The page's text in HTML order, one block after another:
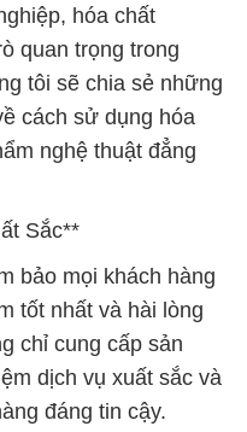
hóa chất
quan trọng trong
tôi sẽ chia sẻ những
cách sử dụng hóa
nghệ thuật đẳng
Sắc**
bảo mọi khách hàng
tốt nhất và hài lòng
chỉ cung cấp sản
dịch vụ xuất sắc và
đáng tin cậy.